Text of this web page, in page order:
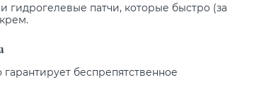
патчи, которые быстро (за
беспрепятственное